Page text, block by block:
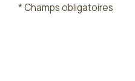
* Champs obligatoires